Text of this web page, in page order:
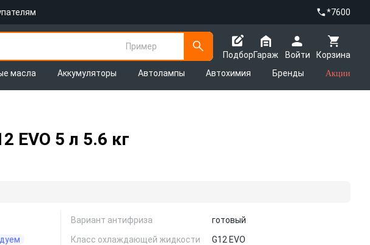
*7600
Пример
Подбор
Корзина
Гараж
Войти
масла Аккумуляторы Автолампы Автохимия Бренды Акции
EVO 5 л 5.6 кг
Вариант антифриза
готовый
Класс охлаждающей жидкости
G12 EVO